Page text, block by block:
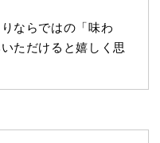
ならではの「味わ
ただけると嬉しく思